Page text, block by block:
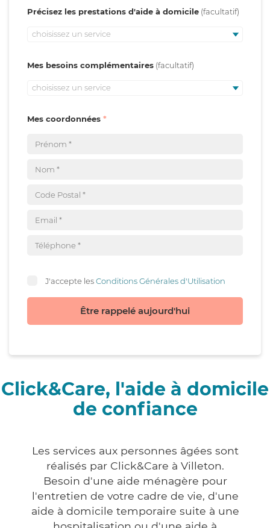
Précisez les prestations d'aide à domicile
choisissez un service
Mes besoins complémentaires
choisissez un service
Mes coordonnées
J'accepte lesConditions Générales d'Utilisation
Être rappelé aujourd'hui
Click&Care, l'aide à domicile
de confiance
Les services aux personnes âgées sont
réalisés par Click&Care à Villeton.
Besoin d'une aide ménagère pour
l'entretien de votre cadre de vie, d'une
aide à domicile temporaire suite à une